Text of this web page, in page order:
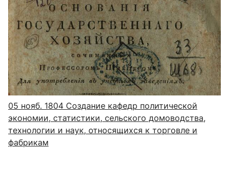
05 нояб. 1804 Создание кафедр политической
экономии, статистики, сельского домоводства,
технологии и наук, относящихся к торговле и
фабрикам